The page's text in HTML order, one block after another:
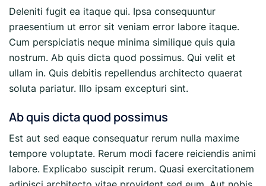
Deleniti fugit ea itaque qui. Ipsa consequuntur
praesentium ut error sit veniam error labore itaque.
Cum perspiciatis neque minima similique quis quia
nostrum. Ab quis dicta quod possimus. Qui velit et
ullam in. Quis debitis repellendus architecto quaerat
soluta pariatur. Illo ipsam excepturi sint.
Ab quis dicta quod possimus
Est aut sed eaque consequatur rerum nulla maxime
tempore voluptate. Rerum modi facere reiciendis animi
labore. Explicabo suscipit rerum. Quasi exercitationem